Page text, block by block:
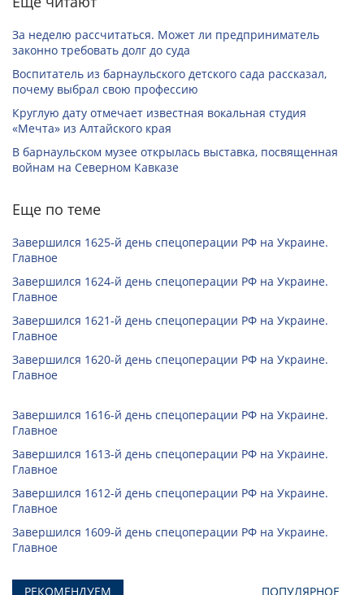
За неделю рассчитаться. Может ли предприниматель
законно требовать долг до суда
Воспитатель из барнаульского детского сада рассказал,
почему выбрал свою профессию
Круглую дату отмечает известная вокальная студия
«Мечта» из Алтайского края
В барнаульском музее открылась выставка, посвященная
войнам на Северном Кавказе
Еще по теме
Завершился 1625-й день спецоперации РФ на Украине.
Главное
Завершился 1624-й день спецоперации РФ на Украине.
Главное
Завершился 1621-й день спецоперации РФ на Украине.
Главное
Завершился 1620-й день спецоперации РФ на Украине.
Главное
Завершился 1616-й день спецоперации РФ на Украине.
Главное
Завершился 1613-й день спецоперации РФ на Украине.
Главное
Завершился 1612-й день спецоперации РФ на Украине.
Главное
Завершился 1609-й день спецоперации РФ на Украине.
Главное
РЕКОМЕНДУЕМ ПОПУЛЯРНОЕ